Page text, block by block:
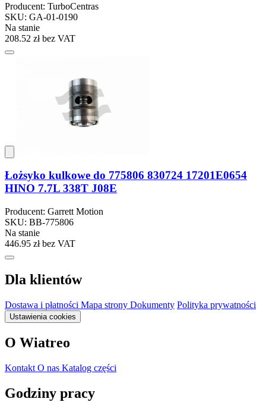
Producent: TurboCentras
SKU: GA-01-0190
Na stanie
208.52 złbez VAT
Łożsyko kulkowe do 775806 830724 17201E0654
HINO 7.7L 338T J08E
Producent: Garrett Motion
SKU: BB-775806
Na stanie
446.95 złbez VAT
Dla klientów
Dostawa i płatności Mapa strony Dokumenty Polityka prywatności
Ustawienia cookies
O Wiatreo
Kontakt O nas Katalog części
Godziny pracy